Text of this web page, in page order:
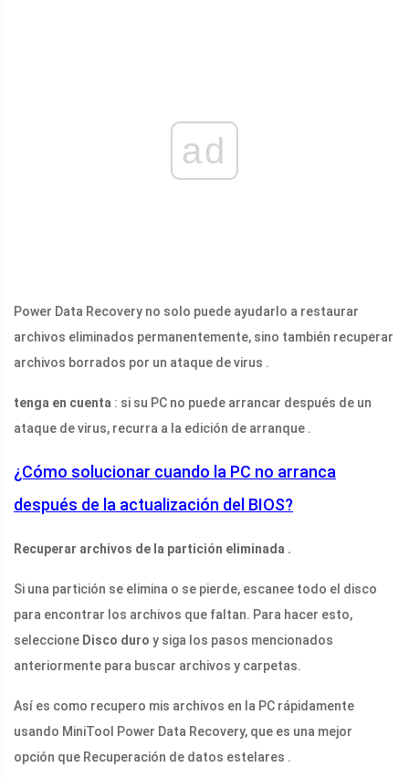
ad
Power Data Recovery no solo puede ayudarlo a restaurar
archivos eliminados permanentemente, sino también recuperar
archivos borrados por un ataque de virus .
tenga en cuenta : si su PC no puede arrancar después de un
ataque de virus, recurra a la edición de arranque .
¿Cómo solucionar cuando la PC no arranca
después de la actualización del BIOS?
Recuperar archivos de la partición eliminada .
Si una partición se elimina o se pierde, escanee todo el disco
para encontrar los archivos que faltan. Para hacer esto,
seleccione Disco duro y siga los pasos mencionados
anteriormente para buscar archivos y carpetas.
Así es como recupero mis archivos en la PC rápidamente
usando MiniTool Power Data Recovery, que es una mejor
opción que Recuperación de datos estelares .